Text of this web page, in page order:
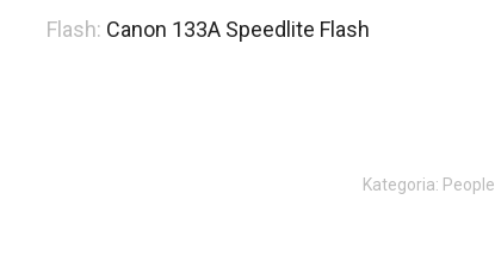
Flash: Canon 133A Speedlite Flash
Kategoria: People